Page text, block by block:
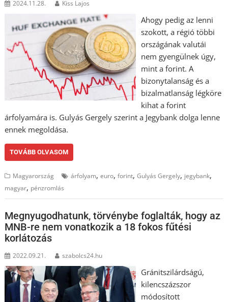
2024.11.28. Kiss Lajos
Ahogy pedig az lenni
szokott, a régió többi
országának valutái
nem gyengülnek úgy,
mint a forint. A
bizonytalanság és a
bizalmatlanság légköre
kihat a forint
árfolyamára is. Gulyás Gergely szerint a Jegybank dolga lenne
ennek megoldása.
TOVÁBB OLVASOM
Magyarország árfolyam,euro,forint,Gulyás Gergely, jegybank,
magyar, pénzromlás
Megnyugodhatunk, törvénybe foglalták, hogy az
MNB-re nem vonatkozik a 18 fokos fűtési
korlátozás
2022.09.21. szabolcs24.hu
Gránitszilárdságú,
kilencszázszor
módosított